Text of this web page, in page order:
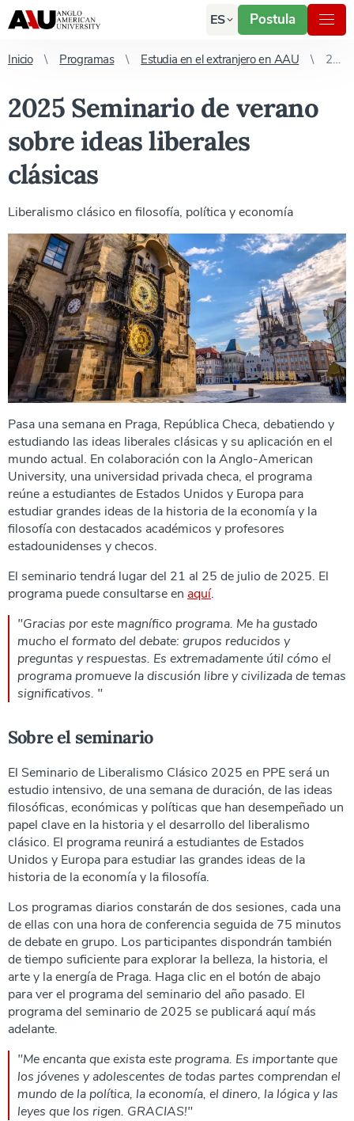
ES Postula
Inicio Programas Estudia en el extranjero en AAU 2025 Seminario de verano sobre ideas liberales clásicas
2025 Seminario de verano
sobre ideas liberales
clásicas
Liberalismo clásico en filosofía, política y economía
Pasa una semana en Praga, República Checa, debatiendo y
estudiando las ideas liberales clásicas y su aplicación en el
mundo actual. En colaboración con la Anglo-American
University, una universidad privada checa, el programa
reúne a estudiantes de Estados Unidos y Europa para
estudiar grandes ideas de la historia de la economía y la
filosofía con destacados académicos y profesores
estadounidenses y checos.
El seminario tendrá lugar del 21 al 25 de julio de 2025. El
programa puede consultarse en aquí.
"Gracias por este magnífico programa. Me ha gustado
mucho el formato del debate: grupos reducidos y
preguntas y respuestas. Es extremadamente útil cómo el
programa promueve la discusión libre y civilizada de temas
significativos. "
Sobre el seminario
El Seminario de Liberalismo Clásico 2025 en PPE será un
estudio intensivo, de una semana de duración, de las ideas
filosóficas, económicas y políticas que han desempeñado un
papel clave en la historia y el desarrollo del liberalismo
clásico. El programa reunirá a estudiantes de Estados
Unidos y Europa para estudiar las grandes ideas de la
historia de la economía y la filosofía.
Los programas diarios constarán de dos sesiones, cada una
de ellas con una hora de conferencia seguida de 75 minutos
de debate en grupo. Los participantes dispondrán también
de tiempo suficiente para explorar la belleza, la historia, el
arte y la energía de Praga. Haga clic en el botón de abajo
para ver el programa del seminario del año pasado. El
programa del seminario de 2025 se publicará aquí más
adelante.
"Me encanta que exista este programa. Es importante que
los jóvenes y adolescentes de todas partes comprendan el
mundo de la política, la economía, el dinero, la lógica y las
leyes que los rigen. GRACIAS!"